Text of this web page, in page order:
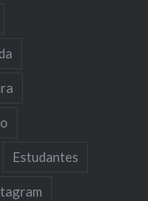
Estudantes